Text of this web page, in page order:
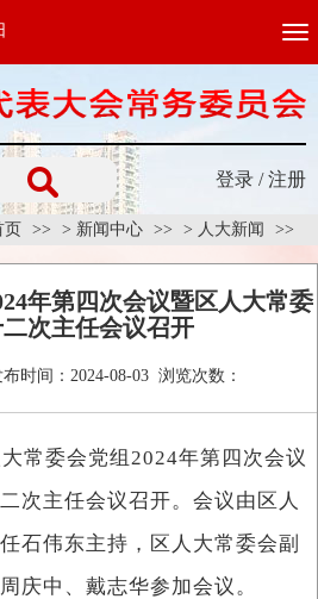
登录 /注册
页 > 新闻中心 > 人大新闻
年第四次会议暨区人大常委
次主任会议召开
时间： 2024-08-03 浏览次数：
委会党组2024年第四次会议
次主任会议召开。会议由区人
石伟东主持，区人大常委会副
庆中、戴志华参加会议。